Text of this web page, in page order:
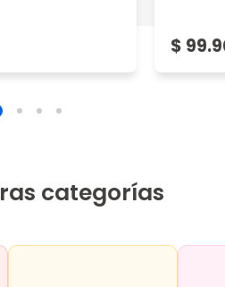
$
categorías